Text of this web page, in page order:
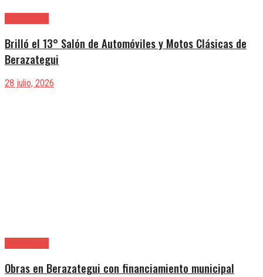
Brilló el 13° Salón de Automóviles y Motos Clásicas de
Berazategui
28 julio, 2026
Obras en Berazategui con financiamiento municipal